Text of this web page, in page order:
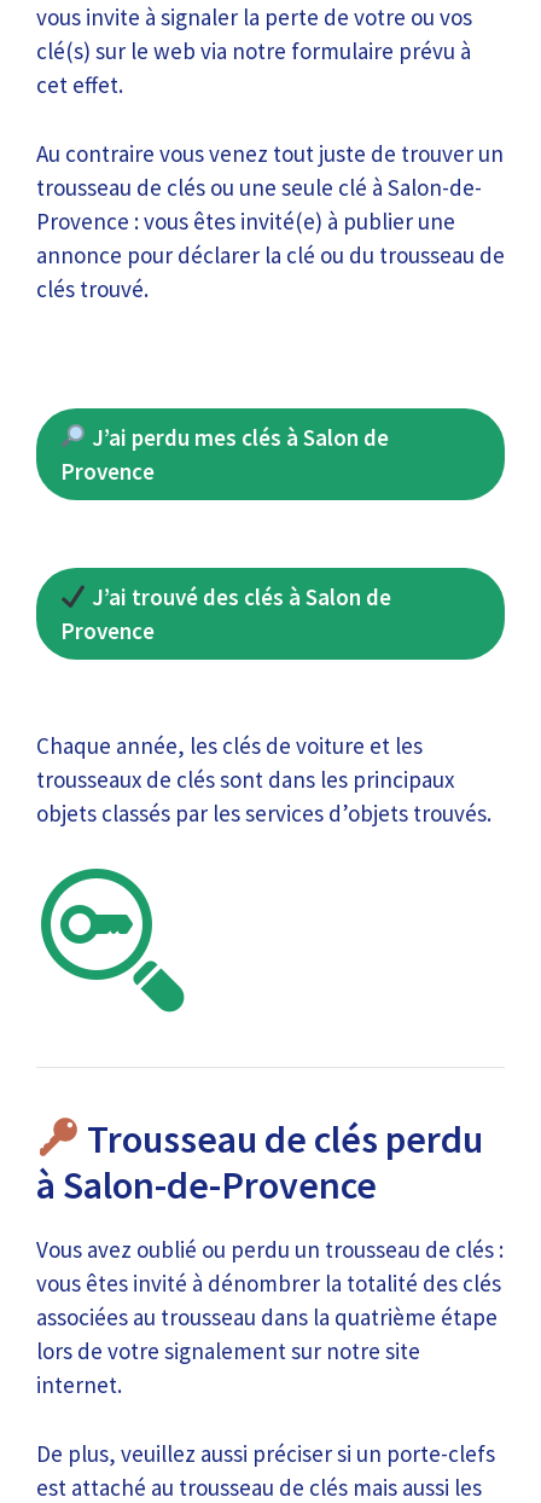
vous invite à signaler la perte de votre ou vos
clé(s) sur le web via notre formulaire prévu à
cet effet.
Au contraire vous venez tout juste de trouver un
trousseau de clés ou une seule clé à Salon-de-
Provence : vous êtes invité(e) à publier une
annonce pour déclarer la clé ou du trousseau de
clés trouvé.
J’ai perdu mes clés à Salon de
Provence
J’ai trouvé des clés à Salon de
Provence
Chaque année, les clés de voiture et les
trousseaux de clés sont dans les principaux
objets classés par les services d’objets trouvés.
Trousseau de clés perdu
à Salon-de-Provence
Vous avez oublié ou perdu un trousseau de clés :
vous êtes invité à dénombrer la totalité des clés
associées au trousseau dans la quatrième étape
lors de votre signalement sur notre site
internet.
De plus, veuillez aussi préciser si un porte-clefs
est attaché au trousseau de clés mais aussi les